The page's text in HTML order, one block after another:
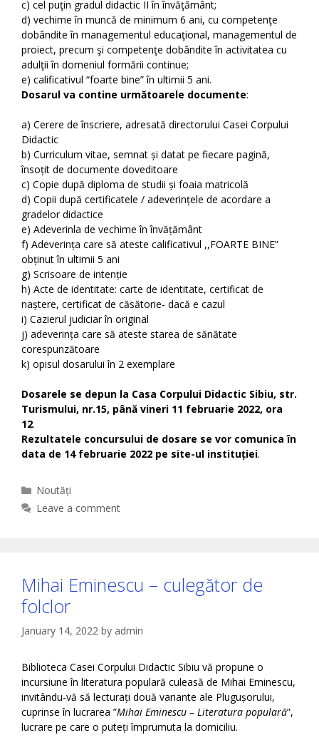
c) cel puţin gradul didactic II în învăţământ;
d) vechime în muncă de minimum 6 ani, cu competenţe
dobândite în managementul educaţional, managementul de
proiect, precum şi competenţe dobândite în activitatea cu
adulţii în domeniul formării continue;
e) calificativul “foarte bine” în ultimii 5 ani.
Dosarul va contine următoarele documente:
a) Cerere de înscriere, adresată directorului Casei Corpului
Didactic
b) Curriculum vitae, semnat și datat pe fiecare pagină,
însoțit de documente doveditoare
c) Copie după diploma de studii și foaia matricolă
d) Copii după certificatele / adeverințele de acordare a
gradelor didactice
e) Adeverinla de vechime în învățământ
f) Adeverința care să ateste calificativul ,,FOARTE BINE”
obținut în ultimii 5 ani
g) Scrisoare de intenție
h) Acte de identitate: carte de identitate, certificat de
naștere, certificat de căsătorie- dacă e cazul
i) Cazierul judiciar în original
j) adeverința care să ateste starea de sănătate
corespunzătoare
k) opisul dosarului în 2 exemplare
Dosarele se depun la Casa Corpului Didactic Sibiu, str.
Turismului, nr.15, până vineri 11 februarie 2022, ora
12.
Rezultatele concursului de dosare se vor comunica în
data de 14 februarie 2022 pe site-ul instituției.
Categories
Noutăți
Leave a comment
Mihai Eminescu – culegător de
folclor
January 14, 2022 by admin
Biblioteca Casei Corpului Didactic Sibiu vă propune o
incursiune în literatura populară culeasă de Mihai Eminescu,
invitându-vă să lecturați două variante ale Plugușorului,
cuprinse în lucrarea ”Mihai Eminescu – Literatura populară”,
lucrare pe care o puteți împrumuta la domiciliu.